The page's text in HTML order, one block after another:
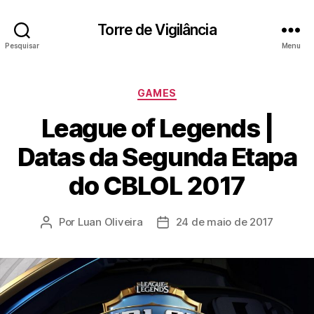
Pesquisar
Torre de Vigilância
Menu
Categorias
GAMES
League of Legends |
Datas da Segunda Etapa
do CBLOL 2017
Autor
Por Luan Oliveira
Data24 de maio de 2017